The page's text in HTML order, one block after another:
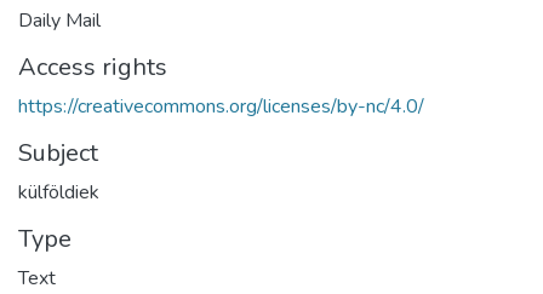
Daily Mail
Access rights
https://creativecommons.org/licenses/by-nc/4.0/
Subject
külföldiek
Type
Text